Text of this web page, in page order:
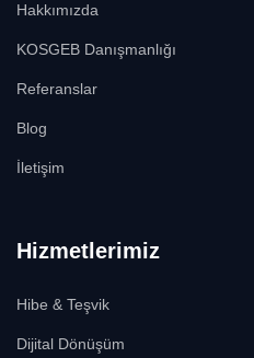
Hakkımızda
KOSGEB Danışmanlığı
Referanslar
Blog
İletişim
Hizmetlerimiz
Hibe & Teşvik
Dijital Dönüşüm